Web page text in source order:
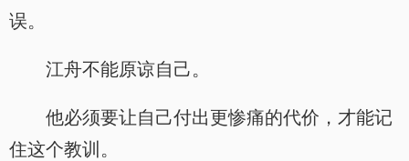
误。
江舟不能原谅自己。
他必须要让自己付出更惨痛的代价，才能记
住这个教训。